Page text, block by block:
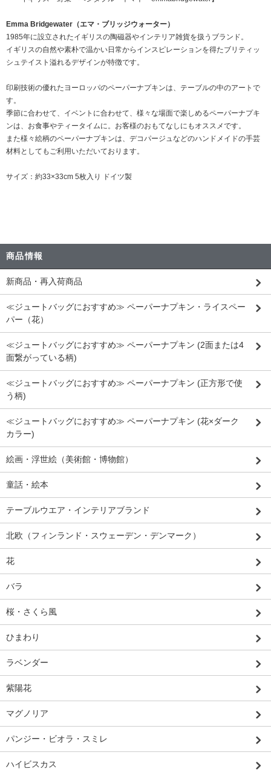
Emma Bridgewater（エマ・ブリッジウォーター）
1985年に設立されたイギリスの陶磁器やインテリア雑貨を扱うブランド。
イギリスの自然や素朴で温かい日常からインスピレーションを得たブリティッ
シュテイスト溢れるデザインが特徴です。
印刷技術の優れたヨーロッパのペーパーナプキンは、テーブルの中のアートで
す。
季節に合わせて、イベントに合わせて、様々な場面で楽しめるペーパーナプキ
ンは、お食事やティータイムに。お客様のおもてなしにもオススメです。
また様々絵柄のペーパーナプキンは、デコパージュなどのハンドメイドの手芸
材料としてもご利用いただいております。
サイズ：約33×33cm 5枚入り ドイツ製
商品情報
新商品・再入荷商品
≪ジュートバッグにおすすめ≫ ペーパーナプキン・ライスペー
パー（花）
≪ジュートバッグにおすすめ≫ ペーパーナプキン (2面または4
面繋がっている柄)
≪ジュートバッグにおすすめ≫ ペーパーナプキン (正方形で使
う柄)
≪ジュートバッグにおすすめ≫ ペーパーナプキン (花×ダーク
カラー)
絵画・浮世絵（美術館・博物館）
童話・絵本
テーブルウエア・インテリアブランド
北欧（フィンランド・スウェーデン・デンマーク）
花
バラ
桜・さくら風
ひまわり
ラベンダー
紫陽花
マグノリア
パンジー・ビオラ・スミレ
ハイビスカス